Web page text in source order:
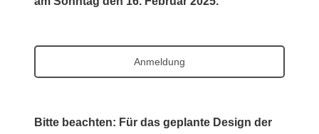
Anmeldung
Bitte beachten: Für das geplante Design der